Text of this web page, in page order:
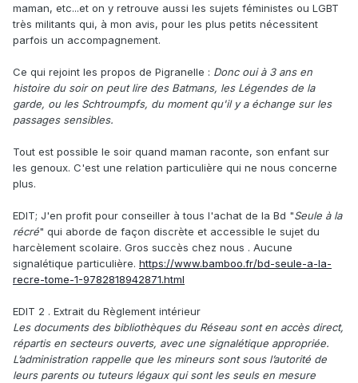
maman, etc...et on y retrouve aussi les sujets féministes ou LGBT
très militants qui, à mon avis, pour les plus petits nécessitent
parfois un accompagnement.
Ce qui rejoint les propos de Pigranelle : Donc oui à 3 ans en
histoire du soir on peut lire des Batmans, les Légendes de la
garde, ou les Schtroumpfs, du moment qu'il y a échange sur les
passages sensibles.
Tout est possible le soir quand maman raconte, son enfant sur
les genoux. C'est une relation particulière qui ne nous concerne
plus.
EDIT; J'en profit pour conseiller à tous l'achat de la Bd "Seule à la
récré" qui aborde de façon discrète et accessible le sujet du
harcèlement scolaire. Gros succès chez nous . Aucune
signalétique particulière. https://www.bamboo.fr/bd-seule-a-la-
recre-tome-1-9782818942871.html
EDIT 2 . Extrait du Règlement intérieur
Les documents des bibliothèques du Réseau sont en accès direct,
répartis en secteurs ouverts, avec une signalétique appropriée.
L’administration rappelle que les mineurs sont sous l’autorité de
leurs parents ou tuteurs légaux qui sont les seuls en mesure